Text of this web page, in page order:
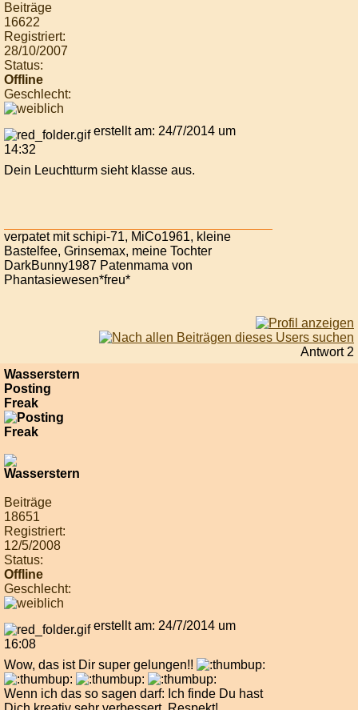
Beiträge
16622
Registriert:
28/10/2007
Status:
Offline
Geschlecht:
erstellt am: 24/7/2014 um
14:32
Dein Leuchtturm sieht klasse aus.
verpatet mit schipi-71, MiCo1961, kleine
Bastelfee, Grinsemax, meine Tochter
DarkBunny1987 Patenmama von
Phantasiewesen*freu*
Antwort 2
Wasserstern
Posting
Freak
Beiträge
18651
Registriert:
12/5/2008
Status:
Offline
Geschlecht:
erstellt am: 24/7/2014 um
16:08
Wow, das ist Dir super gelungen!!
Wenn ich das so sagen darf: Ich finde Du hast